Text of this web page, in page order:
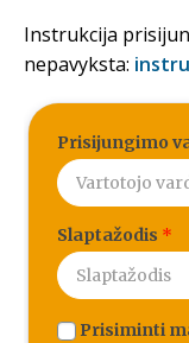
Instrukcija
nepavyksta:
Prisijungimo
Slaptažodis *
Prisiminti